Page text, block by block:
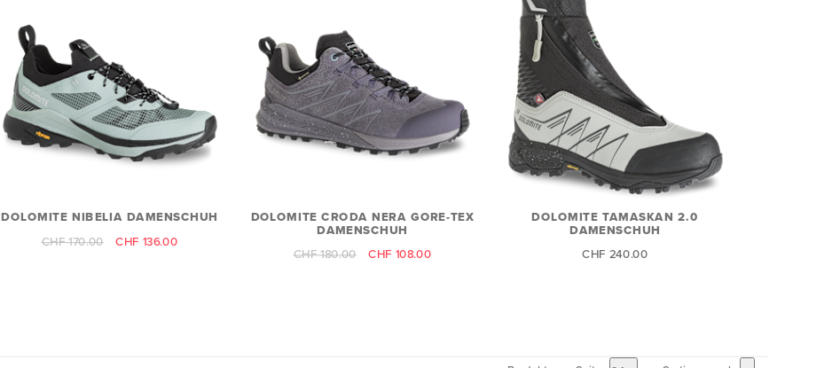
DOLOMITE NIBELIA DAMENSCHUH
CHF 170.00
CHF 136.00
DOLOMITE CRODA NERA GORE-TEX
DAMENSCHUH
CHF 180.00
CHF 108.00
DOLOMITE TAMASKAN 2.0
DAMENSCHUH
CHF 240.00